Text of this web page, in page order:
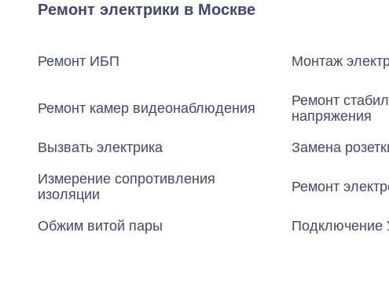
Ремонт электрики в Москве
Ремонт ИБП Монтаж
Ремонт камер видеонаблюдения
Ремонт
напряжения
Вызвать электрика Замена
Измерение сопротивления
изоляции
Ремонт
Обжим витой пары Подключение